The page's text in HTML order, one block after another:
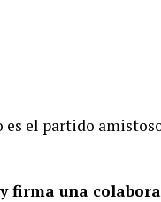
es el partido
firma una